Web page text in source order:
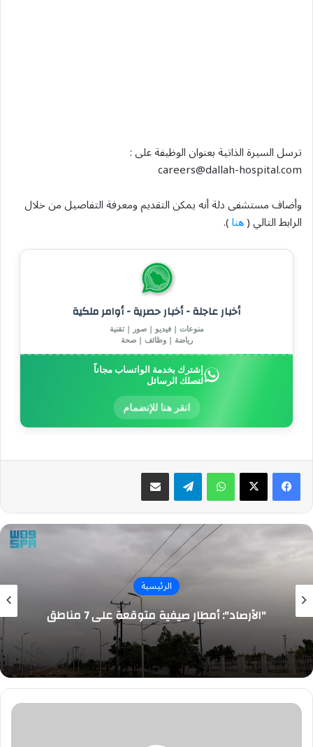
ترسل السيرة الذاتية بعنوان الوظيفة على :
careers@dallah-hospital.com
وأضاف مستشفى دلة أنه يمكن التقديم ومعرفة التفاصيل من خلال
الرابط التالي (هنا).
أخبار عاجلة - أخبار حصرية - أوامر ملكية
منوعات | فيديو | صور | تقنية
رياضة | وظائف | صحة
إشترك بخدمة الواتساب مجاناً
لتصلك الرسائل
انقر هنا للإنضمام
واتسابتيلقرام مشاركة عبر البريد
الرئيسية
"الأرصاد": أمطار صيفية متوقعة على 7 مناطق
#وظائف